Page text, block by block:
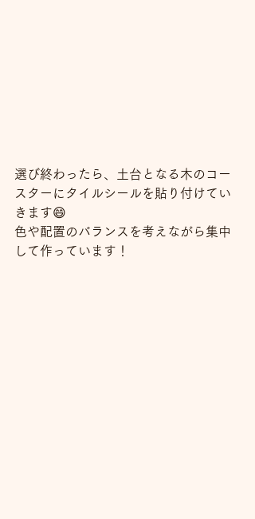
選び終わったら、土台となる木のコー
スターにタイルシールを貼り付けてい
きます😄
色や配置のバランスを考えながら集中
して作っています！